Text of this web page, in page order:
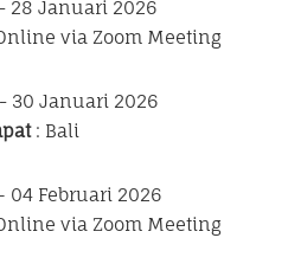
28 Januari 2026
via Zoom Meeting
30 Januari 2026
: Bali
04 Februari 2026
via Zoom Meeting